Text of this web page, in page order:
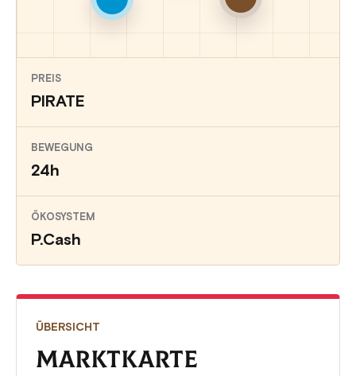
PREIS
PIRATE
BEWEGUNG
24h
ÖKOSYSTEM
P.Cash
ÜBERSICHT
MARKTKARTE